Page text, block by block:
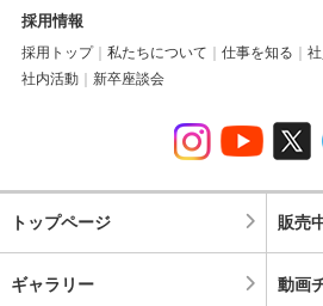
採用情報
採用トップ 私たちについて 仕事を知る
社内活動
新卒座談会
トップページ 販売
ギャラリー 動画